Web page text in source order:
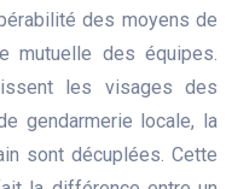
des moyens de
mutuelle des équipes.
les visages des
gendarmerie locale, la
sont décuplées. Cette